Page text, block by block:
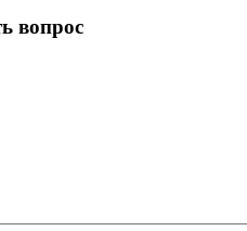
вопрос